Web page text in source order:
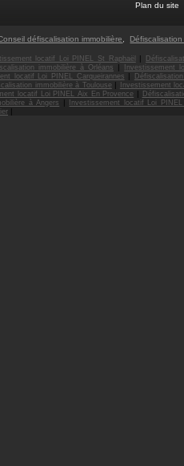
Plan du site
défiscalisation immobilière
locatif Loi PINEL St Raphaël |
immobilière à Orléans |
Investissement
locatif Loi PINEL Carqueirannes |
immobilière à Toulouse |
Investissement
locatif Loi PINEL Aix En Provence |
à Angers |
Investissement locatif Loi
|